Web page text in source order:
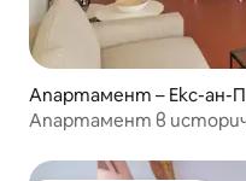
Апартамент – Екс-ан-
Апартамент в